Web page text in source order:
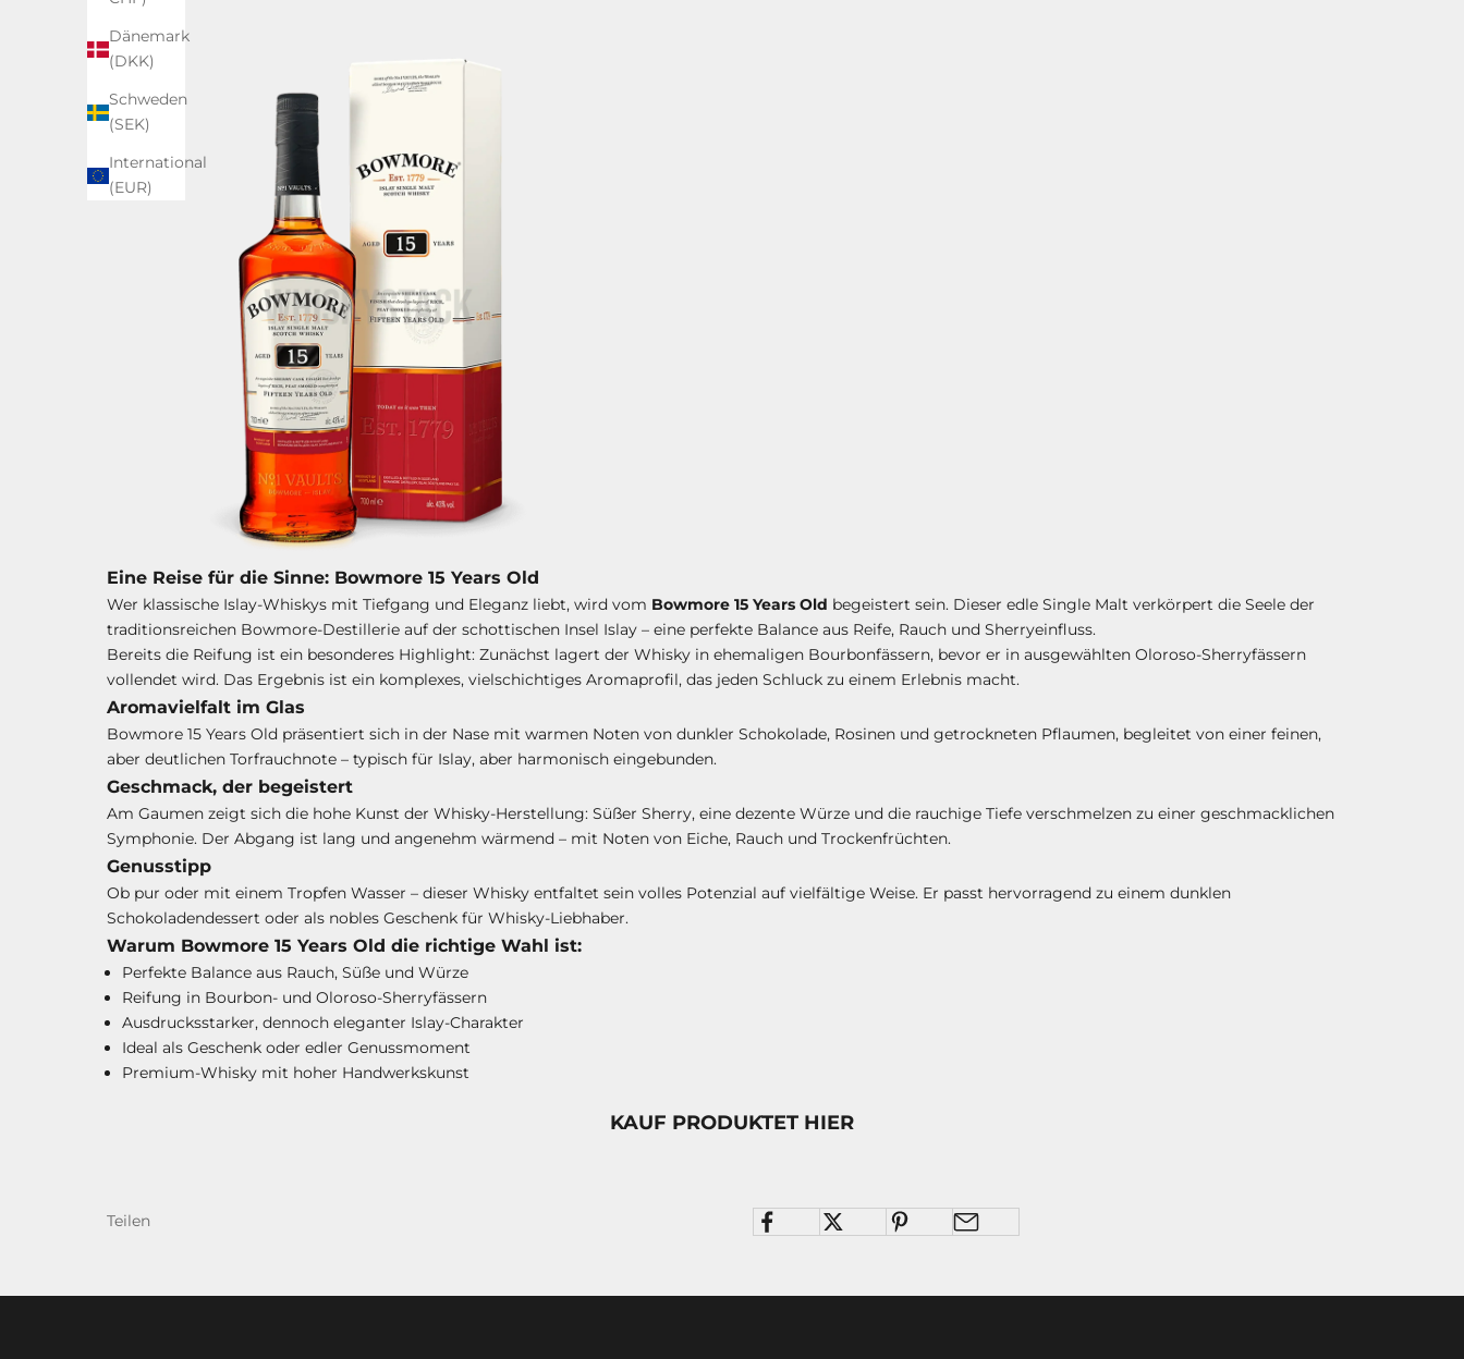
Dänemark
(DKK)
Schweden
(SEK)
International
(EUR)
Eine Reise für die Sinne: Bowmore 15 Years Old
Wer klassische Islay-Whiskys mit Tiefgang und Eleganz liebt, wird vom Bowmore 15 Years Old begeistert sein. Dieser edle Single Malt verkörpert die Seele der
traditionsreichen Bowmore-Destillerie auf der schottischen Insel Islay – eine perfekte Balance aus Reife, Rauch und Sherryeinfluss.
Bereits die Reifung ist ein besonderes Highlight: Zunächst lagert der Whisky in ehemaligen Bourbonfässern, bevor er in ausgewählten Oloroso-Sherryfässern
vollendet wird. Das Ergebnis ist ein komplexes, vielschichtiges Aromaprofil, das jeden Schluck zu einem Erlebnis macht.
Aromavielfalt im Glas
Bowmore 15 Years Old präsentiert sich in der Nase mit warmen Noten von dunkler Schokolade, Rosinen und getrockneten Pflaumen, begleitet von einer feinen,
aber deutlichen Torfrauchnote – typisch für Islay, aber harmonisch eingebunden.
Geschmack, der begeistert
Am Gaumen zeigt sich die hohe Kunst der Whisky-Herstellung: Süßer Sherry, eine dezente Würze und die rauchige Tiefe verschmelzen zu einer geschmacklichen
Symphonie. Der Abgang ist lang und angenehm wärmend – mit Noten von Eiche, Rauch und Trockenfrüchten.
Genusstipp
Ob pur oder mit einem Tropfen Wasser – dieser Whisky entfaltet sein volles Potenzial auf vielfältige Weise. Er passt hervorragend zu einem dunklen
Schokoladendessert oder als nobles Geschenk für Whisky-Liebhaber.
Warum Bowmore 15 Years Old die richtige Wahl ist:
Perfekte Balance aus Rauch, Süße und Würze
Reifung in Bourbon- und Oloroso-Sherryfässern
Ausdrucksstarker, dennoch eleganter Islay-Charakter
Ideal als Geschenk oder edler Genussmoment
Premium-Whisky mit hoher Handwerkskunst
KAUF PRODUKTET HIER
Teilen